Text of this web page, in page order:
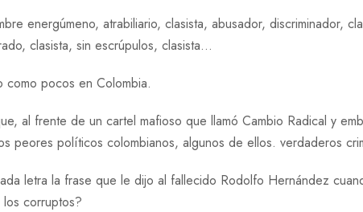
energúmeno, atrabiliario, clasista, abusador, discriminador,
clasista, sin escrúpulos, clasista…
como pocos en Colombia.
al frente de un cartel mafioso que llamó Cambio Radical y
peores políticos colombianos, algunos de ellos. verdaderos
letra la frase que le dijo al fallecido Rodolfo Hernández
corruptos?